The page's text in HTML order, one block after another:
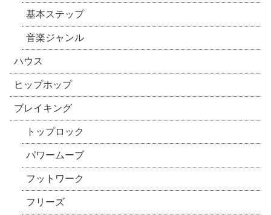
基本ステップ
音楽ジャンル
ハウス
ヒップホップ
ブレイキング
トップロック
パワームーブ
フットワーク
フリーズ